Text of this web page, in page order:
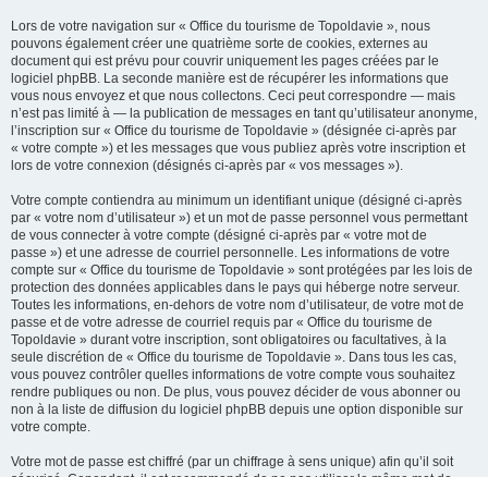
Lors de votre navigation sur « Office du tourisme de Topoldavie », nous
pouvons également créer une quatrième sorte de cookies, externes au
document qui est prévu pour couvrir uniquement les pages créées par le
logiciel phpBB. La seconde manière est de récupérer les informations que
vous nous envoyez et que nous collectons. Ceci peut correspondre — mais
n’est pas limité à — la publication de messages en tant qu’utilisateur anonyme,
l’inscription sur « Office du tourisme de Topoldavie » (désignée ci-après par
« votre compte ») et les messages que vous publiez après votre inscription et
lors de votre connexion (désignés ci-après par « vos messages »).
Votre compte contiendra au minimum un identifiant unique (désigné ci-après
par « votre nom d’utilisateur ») et un mot de passe personnel vous permettant
de vous connecter à votre compte (désigné ci-après par « votre mot de
passe ») et une adresse de courriel personnelle. Les informations de votre
compte sur « Office du tourisme de Topoldavie » sont protégées par les lois de
protection des données applicables dans le pays qui héberge notre serveur.
Toutes les informations, en-dehors de votre nom d’utilisateur, de votre mot de
passe et de votre adresse de courriel requis par « Office du tourisme de
Topoldavie » durant votre inscription, sont obligatoires ou facultatives, à la
seule discrétion de « Office du tourisme de Topoldavie ». Dans tous les cas,
vous pouvez contrôler quelles informations de votre compte vous souhaitez
rendre publiques ou non. De plus, vous pouvez décider de vous abonner ou
non à la liste de diffusion du logiciel phpBB depuis une option disponible sur
votre compte.
Votre mot de passe est chiffré (par un chiffrage à sens unique) afin qu’il soit